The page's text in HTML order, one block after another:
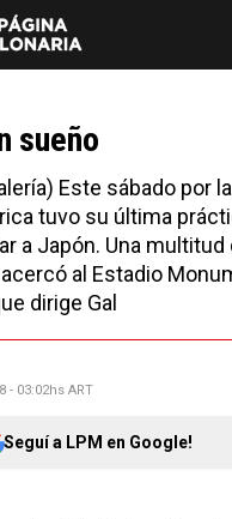
sueño
Este sábado por la
tuvo su última
a Japón. Una
al Estadio
dirige Gal
- 03:02hs ART
Seguí a LPM en Google!